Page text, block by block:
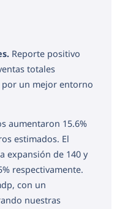
Reporte positivo
totales
por un mejor entorno
aumentaron 15.6%
estimados. El
expansión de 140 y
respectivamente.
con un
nuestras